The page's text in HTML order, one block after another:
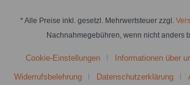
* Alle Preise inkl. gesetzl. Mehrwertsteuer zzgl.
Nachnahmegebühren, wenn nicht anders
Cookie-Einstellungen Informationen über
Widerrufsbelehrung Datenschutzerklärung